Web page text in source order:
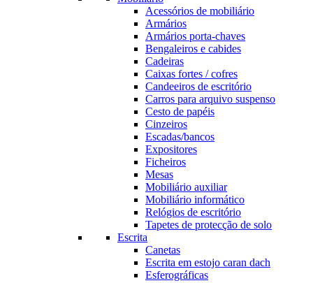
Acessórios de mobiliário
Armários
Armários porta-chaves
Bengaleiros e cabides
Cadeiras
Caixas fortes / cofres
Candeeiros de escritório
Carros para arquivo suspenso
Cesto de papéis
Cinzeiros
Escadas/bancos
Expositores
Ficheiros
Mesas
Mobiliário auxiliar
Mobiliário informático
Relógios de escritório
Tapetes de protecção de solo
Escrita
Canetas
Escrita em estojo caran dach
Esferográficas